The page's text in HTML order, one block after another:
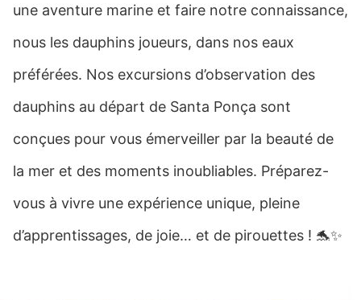
une aventure marine et faire notre connaissance,
nous les dauphins joueurs, dans nos eaux
préférées. Nos excursions d’observation des
dauphins au départ de Santa Ponça sont
conçues pour vous émerveiller par la beauté de
la mer et des moments inoubliables. Préparez-
vous à vivre une expérience unique, pleine
d’apprentissages, de joie… et de pirouettes ! 🐬✨